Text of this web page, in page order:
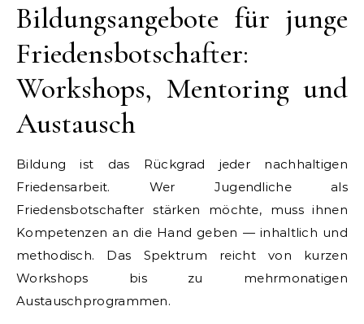
Bildungsangebote für junge
Friedensbotschafter:
Workshops, Mentoring und
Austausch
Bildung ist das Rückgrad jeder nachhaltigen
Friedensarbeit. Wer Jugendliche als
Friedensbotschafter stärken möchte, muss ihnen
Kompetenzen an die Hand geben — inhaltlich und
methodisch. Das Spektrum reicht von kurzen
Workshops bis zu mehrmonatigen
Austauschprogrammen.